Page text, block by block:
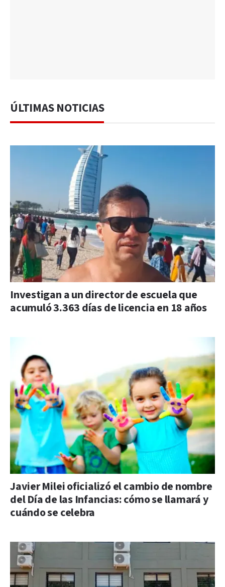
ÚLTIMAS NOTICIAS
Investigan a un director de escuela que
acumuló 3.363 días de licencia en 18 años
Javier Milei oficializó el cambio de nombre
del Día de las Infancias: cómo se llamará y
cuándo se celebra